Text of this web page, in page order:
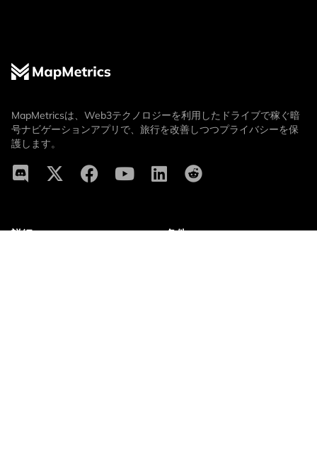
MapMetricsは、Web3テクノロジーを利用したドライブで稼ぐ暗
号ナビゲーションアプリで、旅行を改善しつつプライバシーを保
護します。
詳細 条件